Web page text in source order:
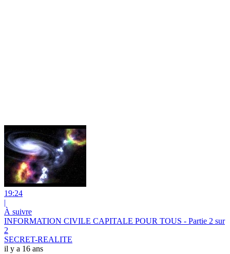
19:24
|
À suivre
INFORMATION CIVILE CAPITALE POUR TOUS - Partie 2 sur
2
SECRET-REALITE
il y a 16 ans